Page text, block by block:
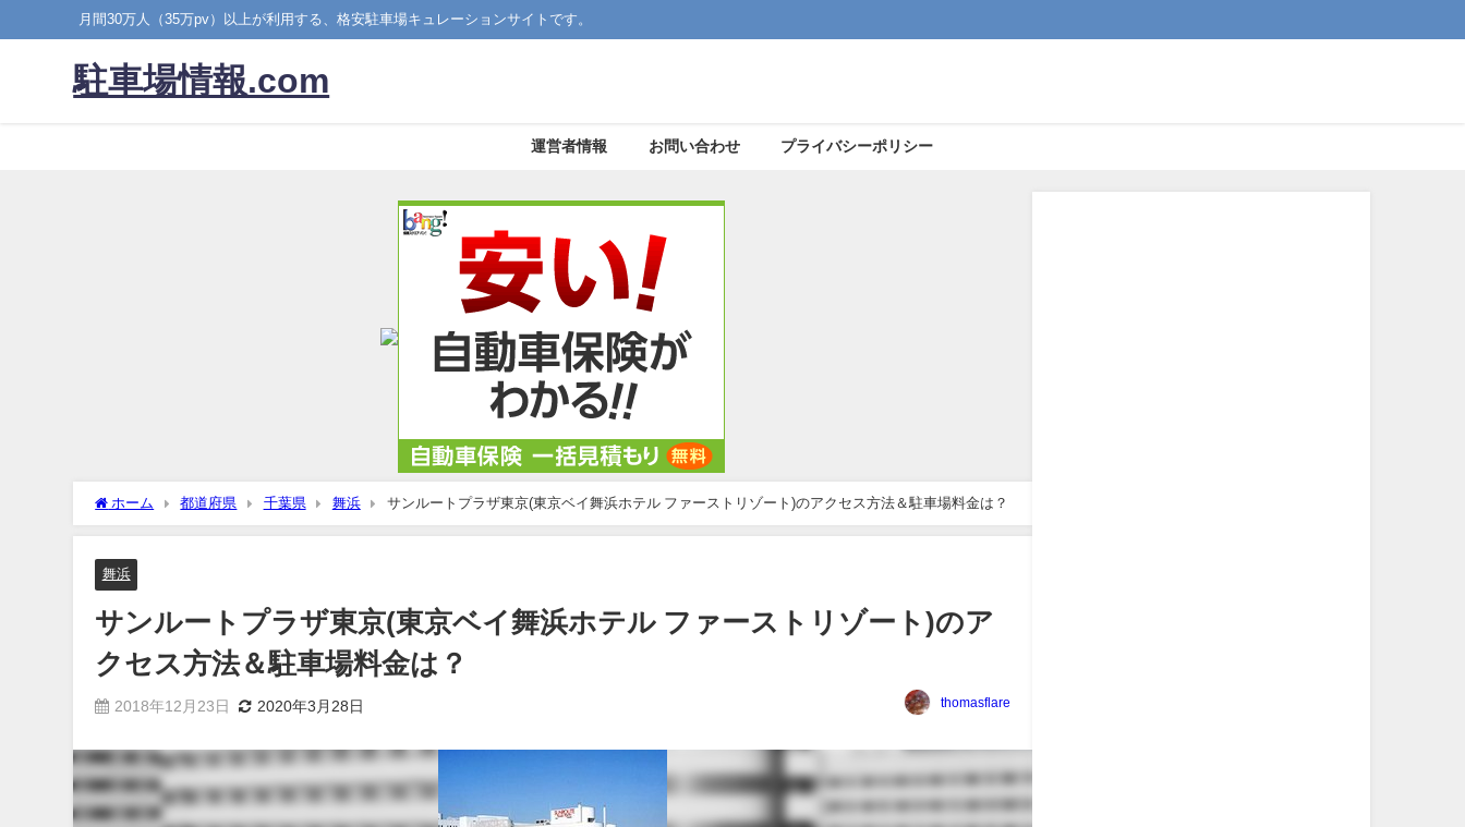
月間30万人（35万pv）以上が利用する、格安駐車場キュレーションサイトです。
駐車場情報.com
運営者情報 お問い合わせ プライバシーポリシー
ホーム 都道府県 千葉県 舞浜 サンルートプラザ東京(東京ベイ舞浜ホテル ファーストリゾート)のアクセス方法＆駐車場料金は？
舞浜
サンルートプラザ東京(東京ベイ舞浜ホテル ファーストリゾート)のア
クセス方法＆駐車場料金は？
2018年12月23日 2020年3月28日 thomasflare